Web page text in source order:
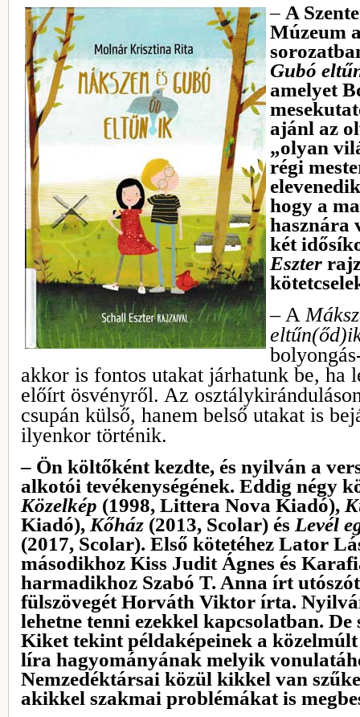
‒ A
Múzeum
Gubó
amelyet
ajánl az
„olyan
régi
hogy a
hasznára
két
Eszter
‒ A
akkor is fontos utakat járhatunk be, ha
előírt ösvényről. Az
csupán külső, hanem belső utakat is
ilyenkor történik.
‒ Ön költőként kezdte, és nyilván a
alkotói tevékenységének. Eddig négy
Közelkép (1998, Littera Nova Kiadó),
Kiadó), Kőház (2013, Scolar) és Levél
(2017, Scolar). Első kötetéhez Lator
másodikhoz Kiss Judit Ágnes és
harmadikhoz Szabó T. Anna írt
fülszövegét Horváth Viktor írta.
lehetne tenni ezekkel kapcsolatban.
Kiket tekint példaképeinek a
líra hagyományának melyik
Nemzedéktársai közül kikkel van
akikkel szakmai problémákat is